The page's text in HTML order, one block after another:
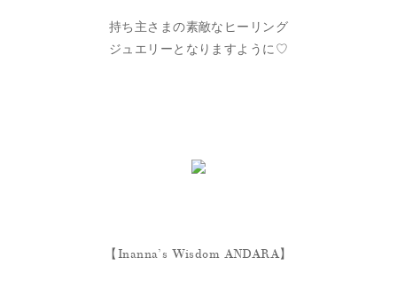
持ち主さまの素敵なヒーリング
ジュエリーとなりますように♡
【Inanna’s Wisdom ANDARA】